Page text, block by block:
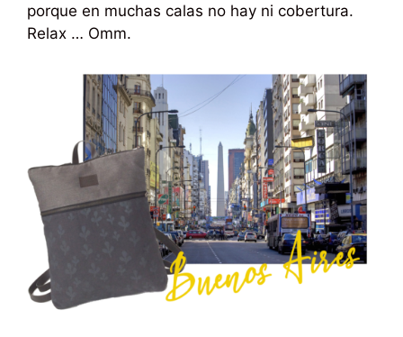
porque en muchas calas no hay ni cobertura.
Relax … Omm.